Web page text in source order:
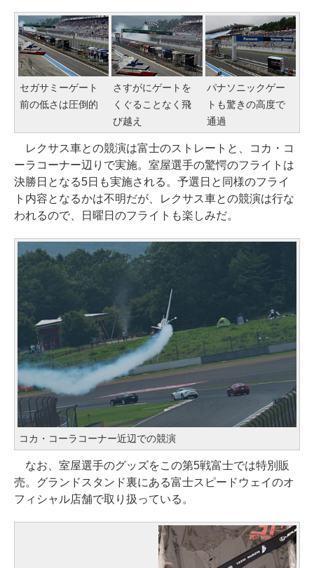
セガサミーゲート
前の低さは圧倒的
さすがにゲートを
くぐることなく飛
び越え
パナソニックゲー
トも驚きの高度で
通過
レクサス車との競演は富士のストレートと、コカ・コ
ーラコーナー辺りで実施。室屋選手の驚愕のフライトは
決勝日となる5日も実施される。予選日と同様のフライ
ト内容となるかは不明だが、レクサス車との競演は行な
われるので、日曜日のフライトも楽しみだ。
コカ・コーラコーナー近辺での競演
なお、室屋選手のグッズをこの第5戦富士では特別販
売。グランドスタンド裏にある富士スピードウェイのオ
フィシャル店舗で取り扱っている。